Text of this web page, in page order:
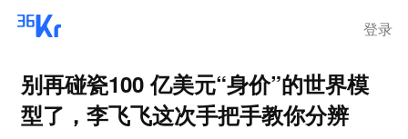
登录
别再碰瓷100 亿美元“身价”的世界模
型了，李飞飞这次手把手教你分辨